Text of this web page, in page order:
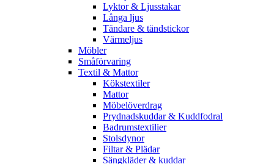
Lyktor & Ljusstakar
Långa ljus
Tändare & tändstickor
Värmeljus
Möbler
Småförvaring
Textil & Mattor
Kökstextiler
Mattor
Möbelöverdrag
Prydnadskuddar & Kuddfodral
Badrumstextilier
Stolsdynor
Filtar & Plädar
Sängkläder & kuddar